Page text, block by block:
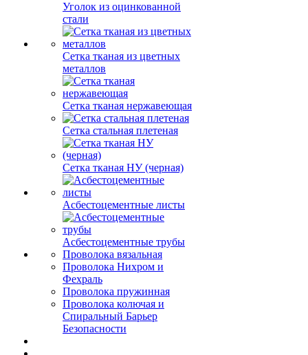
Уголок из оцинкованной
стали
Сетка тканая из цветных
металлов
Сетка тканая нержавеющая
Сетка стальная плетеная
Сетка тканая НУ (черная)
Асбестоцементные листы
Асбестоцементные трубы
Проволока вязальная
Проволока Нихром и
Фехраль
Проволока пружинная
Проволока колючая и
Спиральный Барьер
Безопасности